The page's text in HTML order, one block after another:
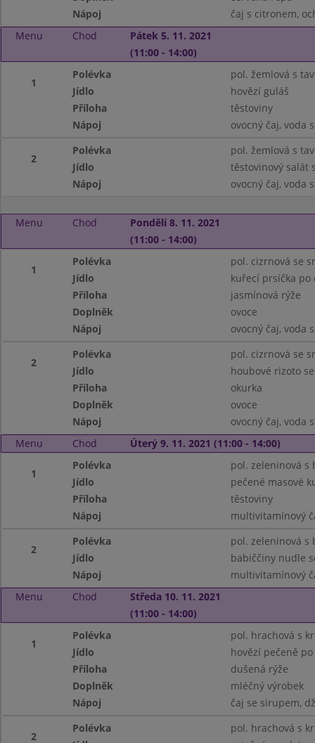
Nápoj
čaj s citronem,
Menu
Chod
Pátek 5. 11. 2021
(11:00 - 14:00)
1
Polévka
pol. žemlová s
Jídlo
hovězí guláš
Příloha
těstoviny
Nápoj
ovocný čaj, voda
2
Polévka
pol. žemlová s
Jídlo
těstovinový salát
Nápoj
ovocný čaj, voda
Menu Chod
Pondělí 8. 11. 2021
(11:00 - 14:00)
1
Polévka
pol. cizrnová se
Jídlo
kuřecí prsíčka po
Příloha
jasmínová rýže
Doplněk
ovoce
Nápoj
ovocný čaj, voda
2
Polévka
pol. cizrnová se
Jídlo
houbové rizoto
Příloha
okurka
Doplněk
ovoce
Nápoj
ovocný čaj, voda
Menu
Chod Úterý 9. 11. 2021 (11:00 - 14:00)
1
Polévka
pol. zeleninová s
Jídlo
pečené masové
Příloha
těstoviny
Nápoj
multivitamínový
2
Polévka
pol. zeleninová s
Jídlo
babiččiny nudle
Nápoj
multivitamínový
Menu
Chod
Středa 10. 11. 2021
(11:00 - 14:00)
1
Polévka
pol. hrachová s
Jídlo
hovězí pečeně
Příloha
dušená rýže
Doplněk
mléčný výrobek
Nápoj
čaj se sirupem,
2
Polévka
pol. hrachová s